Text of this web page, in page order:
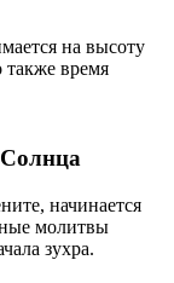
на высоту
также время
начинается
молитвы
зухра.